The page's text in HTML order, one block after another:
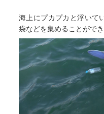
海上にプカプカと浮いて
袋などを集めることができ